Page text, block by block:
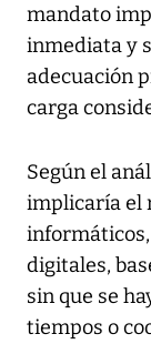
mandato
inmediata y
adecuación
carga
Según el
implicaría el
digitales,
sin que se
tiempos o